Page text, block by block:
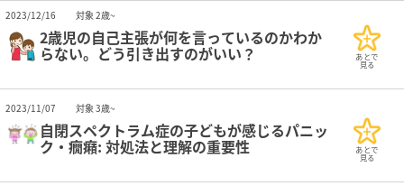
2023/12/16 対象 2歳~
2歳児の自己主張が何を言っているのかわか
らない。どう引き出すのがいい？ あとで
見る
2023/11/07 対象 3歳~
自閉スペクトラム症の子どもが感じるパニッ
ク・癇癪: 対処法と理解の重要性 あとで
見る